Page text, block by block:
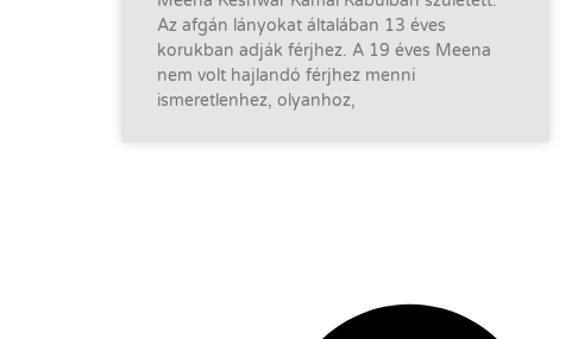
Az afgán lányokat általában 13 éves
korukban adják férjhez. A 19 éves Meena
nem volt hajlandó férjhez menni
ismeretlenhez, olyanhoz,